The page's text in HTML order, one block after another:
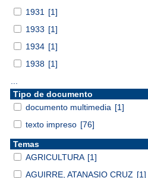
1931
[1]
1933 [1]
1934 [1]
1938 [1]
Tipo de documento
documento multimedia [1]
texto impreso [76]
Temas
AGRICULTURA [1]
AGUIRRE, ATANASIO CRUZ [1]